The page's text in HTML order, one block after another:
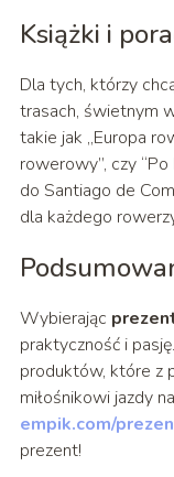
Książki i
Dla tych, którzy
trasach, świetnym
takie jak „Europa
rowerowy”, czy
do Santiago de
dla każdego
Wybierając
praktyczność i
produktów, które z
miłośnikowi jazdy
empik.com/
prezent!